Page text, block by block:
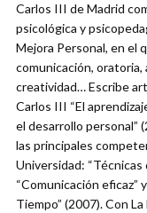
Carlos III de Madrid
psicológica y
Mejora Personal, en el
comunicación, oratoria,
creatividad… Escribe
Carlos III “El
el desarrollo personal”
las principales
Universidad: “Técnicas
“Comunicación eficaz”
Tiempo” (2007). Con